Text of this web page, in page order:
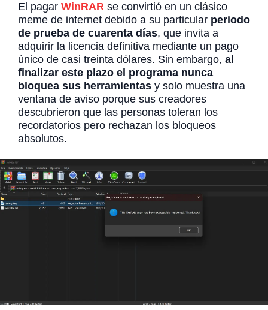
El pagar WinRAR se convirtió en un clásico
meme de internet debido a su particular periodo
de prueba de cuarenta días, que invita a
adquirir la licencia definitiva mediante un pago
único de casi treinta dólares. Sin embargo, al
finalizar este plazo el programa nunca
bloquea sus herramientas y solo muestra una
ventana de aviso porque sus creadores
descubrieron que las personas toleran los
recordatorios pero rechazan los bloqueos
absolutos.